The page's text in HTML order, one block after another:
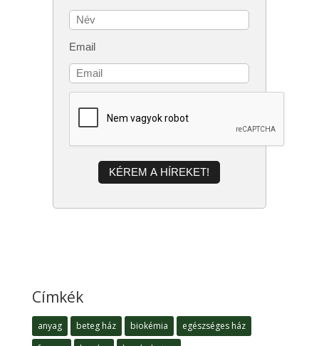
Email
KÉREM A HÍREKET!
Címkék
anyag beteg ház biokémia
egészséges ház